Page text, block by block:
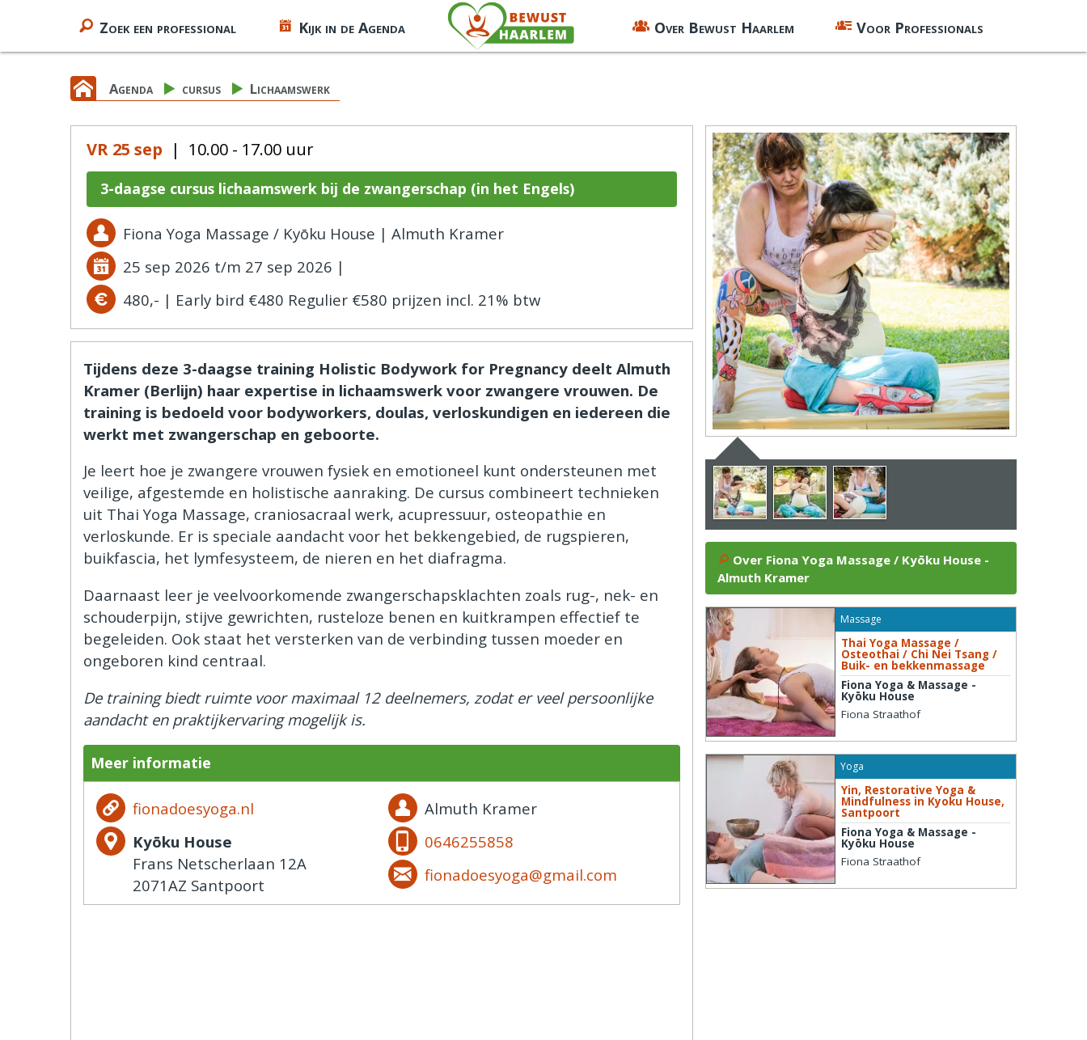
Zoek een professional Kijk in de Agenda Over Bewust Haarlem Voor Professionals
Agenda cursus Lichaamswerk
VR 25 sep | 10.00 - 17.00 uur
3-daagse cursus lichaamswerk bij de zwangerschap (in het Engels)
Fiona Yoga Massage / Kyōku House | Almuth Kramer
25 sep 2026 t/m 27 sep 2026 |
480,- | Early bird €480 Regulier €580 prijzen incl. 21% btw
Tijdens deze 3-daagse training Holistic Bodywork for Pregnancy deelt Almuth
Kramer (Berlijn) haar expertise in lichaamswerk voor zwangere vrouwen. De
training is bedoeld voor bodyworkers, doulas, verloskundigen en iedereen die
werkt met zwangerschap en geboorte.
Je leert hoe je zwangere vrouwen fysiek en emotioneel kunt ondersteunen met
veilige, afgestemde en holistische aanraking. De cursus combineert technieken
uit Thai Yoga Massage, craniosacraal werk, acupressuur, osteopathie en
verloskunde. Er is speciale aandacht voor het bekkengebied, de rugspieren,
buikfascia, het lymfesysteem, de nieren en het diafragma.
Daarnaast leer je veelvoorkomende zwangerschapsklachten zoals rug-, nek- en
schouderpijn, stijve gewrichten, rusteloze benen en kuitkrampen effectief te
begeleiden. Ook staat het versterken van de verbinding tussen moeder en
ongeboren kind centraal.
De training biedt ruimte voor maximaal 12 deelnemers, zodat er veel persoonlijke
aandacht en praktijkervaring mogelijk is.
Meer informatie
fionadoesyoga.nl
Kyōku House
Frans Netscherlaan 12A
2071AZ Santpoort
Almuth Kramer
0646255858
fionadoesyoga@gmail.com
Over Fiona Yoga Massage / Kyōku House -
Almuth Kramer
Massage
Thai Yoga Massage /
Osteothai / Chi Nei Tsang /
Buik- en bekkenmassage
Fiona Yoga & Massage -
Kyōku House
Fiona Straathof
Yoga
Yin, Restorative Yoga &
Mindfulness in Kyoku House,
Santpoort
Fiona Yoga & Massage -
Kyōku House
Fiona Straathof